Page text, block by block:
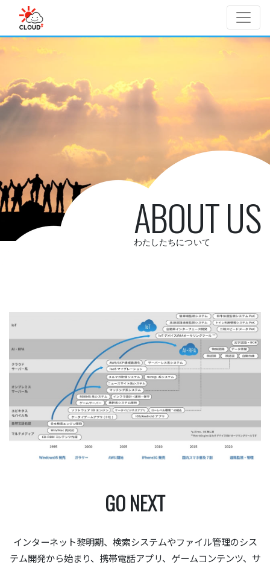
Skip to main content
ABOUT US
わたしたちについて
GO NEXT
インターネット黎明期、検索システムやファイル管理のシス
テム開発から始まり、 携帯電話アプリ、ゲームコンテンツ、サ